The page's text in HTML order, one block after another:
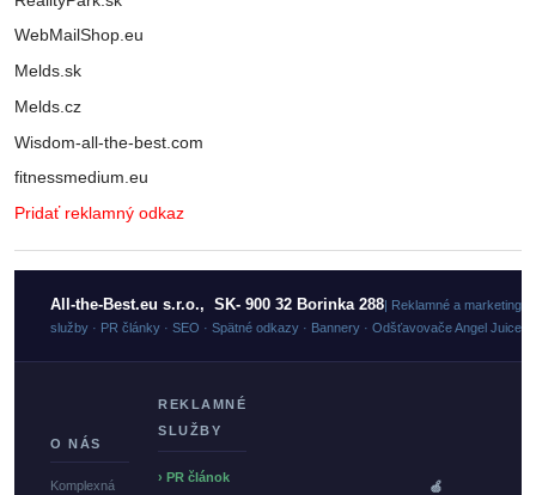
WebMailShop.eu
Melds.sk
Melds.cz
Wisdom-all-the-best.com
fitnessmedium.eu
Pridať reklamný odkaz
All-the-Best.eu s.r.o., SK- 900 32 Borinka 288| Reklamné a
služby · PR články · SEO · Spätné odkazy · Bannery · Odšťavovače Angel Juicer
O NÁS
Komplexná
REKLAMNÉ
SLUŽBY
› PR článok
🍏